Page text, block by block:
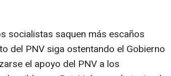
socialistas saquen más escaños
del PNV siga ostentando el Gobierno
el apoyo del PNV a los